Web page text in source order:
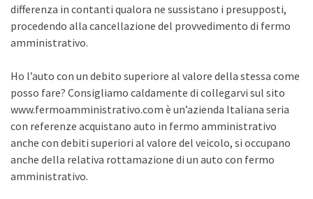
differenza in contanti qualora ne sussistano i presupposti,
procedendo alla cancellazione del provvedimento di fermo
amministrativo.
Ho l’auto con un debito superiore al valore della stessa come
posso fare? Consigliamo caldamente di collegarvi sul sito
www.fermoamministrativo.com è un’azienda Italiana seria
con referenze acquistano auto in fermo amministrativo
anche con debiti superiori al valore del veicolo, si occupano
anche della relativa rottamazione di un auto con fermo
amministrativo.